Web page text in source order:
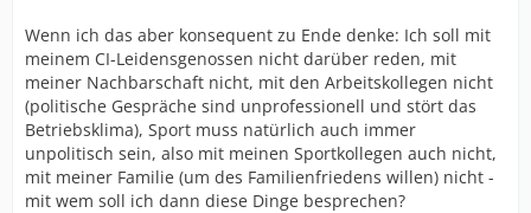
Wenn ich das aber konsequent zu Ende denke: Ich soll mit
meinem CI-Leidensgenossen nicht darüber reden, mit
meiner Nachbarschaft nicht, mit den Arbeitskollegen nicht
(politische Gespräche sind unprofessionell und stört das
Betriebsklima), Sport muss natürlich auch immer
unpolitisch sein, also mit meinen Sportkollegen auch nicht,
mit meiner Familie (um des Familienfriedens willen) nicht -
mit wem soll ich dann diese Dinge besprechen?